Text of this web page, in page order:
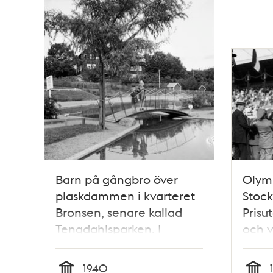
Barn på gångbro över
plaskdammen i kvarteret
Bronsen, senare kallad
Tengdahlsparken. I
fonden skymtar
barnhemmet Eurenii
1940
och
en
Karl